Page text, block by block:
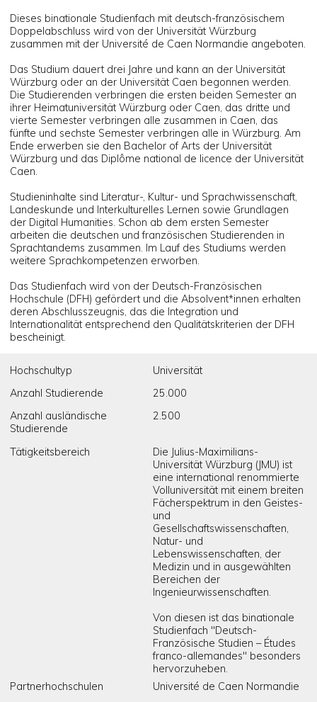
Dieses binationale Studienfach mit deutsch-französischem
Doppelabschluss wird von der Universität Würzburg
zusammen mit der Université de Caen Normandie angeboten.
Das Studium dauert drei Jahre und kann an der Universität
Würzburg oder an der Universität Caen begonnen werden.
Die Studierenden verbringen die ersten beiden Semester an
ihrer Heimatuniversität Würzburg oder Caen, das dritte und
vierte Semester verbringen alle zusammen in Caen, das
fünfte und sechste Semester verbringen alle in Würzburg. Am
Ende erwerben sie den Bachelor of Arts der Universität
Würzburg und das Diplôme national de licence der Uni­versität
Caen.
Studieninhalte sind Literatur-, Kultur- und Sprachwissenschaft,
Landeskunde und Interkulturelles Lernen sowie Grundlagen
der Digital Humanities. Schon ab dem ersten Semester
arbeiten die deutschen und französischen Studierenden in
Sprachtandems zusammen. Im Lauf des Studiums werden
weitere Sprachkompetenzen erworben.
Das Studienfach wird von der Deutsch-Französischen
Hochschule (DFH) gefördert und die Absolvent*innen erhalten
deren Abschlusszeugnis, das die Integration und
Internationalität entsprechend den Qualitätskriterien der DFH
bescheinigt.
Hochschultyp
Universität
Anzahl Studierende
25.000
Anzahl ausländische
Studierende
2.500
Tätigkeitsbereich
Die Julius-Maximilians-
Universität Würzburg (JMU) ist
eine international renommierte
Volluniversität mit einem breiten
Fächerspektrum in den Geistes-
und
Gesellschaftswissenschaften,
Natur- und
Lebenswissenschaften, der
Medizin und in ausgewählten
Bereichen der
Ingenieurwissenschaften.
Von diesen ist das binationale
Studienfach "Deutsch-
Französische Studien – Études
franco-allemandes" besonders
hervorzuheben.
Partnerhochschulen
Université de Caen Normandie